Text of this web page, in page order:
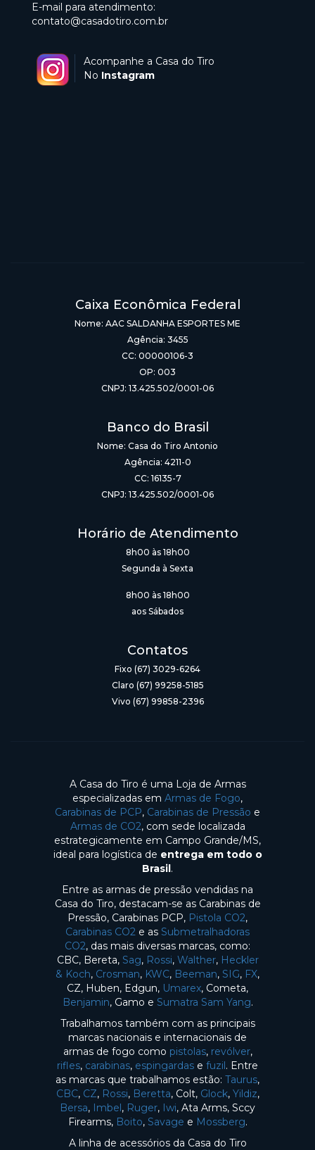
E-mail para atendimento:
contato@casadotiro.com.br
Acompanhe a Casa do Tiro
No Instagram
Caixa Econômica Federal
Nome: AAC SALDANHA ESPORTES ME
Agência: 3455
CC: 00000106-3
OP: 003
CNPJ: 13.425.502/0001-06
Banco do Brasil
Nome: Casa do Tiro Antonio
Agência: 4211-0
CC: 16135-7
CNPJ: 13.425.502/0001-06
Horário de Atendimento
8h00 às 18h00
Segunda à Sexta
8h00 às 18h00
aos Sábados
Contatos
Fixo (67) 3029-6264
Claro (67) 99258-5185
Vivo (67) 99858-2396
A Casa do Tiro é uma Loja de Armas
especializadas em Armas de Fogo,
Carabinas de PCP, Carabinas de Pressão e
Armas de CO2, com sede localizada
estrategicamente em Campo Grande/MS,
ideal para logística de entrega em todo o
Brasil.
Entre as armas de pressão vendidas na
Casa do Tiro, destacam-se as Carabinas de
Pressão, Carabinas PCP, Pistola CO2,
Carabinas CO2 e as Submetralhadoras
CO2, das mais diversas marcas, como:
CBC, Bereta, Sag, Rossi, Walther, Heckler
& Koch, Crosman, KWC, Beeman, SIG, FX,
CZ, Huben, Edgun, Umarex, Cometa,
Benjamin, Gamo e Sumatra Sam Yang.
Trabalhamos também com as principais
marcas nacionais e internacionais de
armas de fogo como pistolas, revólver,
rifles, carabinas, espingardas e fuzil. Entre
as marcas que trabalhamos estão: Taurus,
CBC, CZ, Rossi, Beretta, Colt, Glock, Yildiz,
Bersa, Imbel, Ruger, Iwi, Ata Arms, Sccy
Firearms, Boito, Savage e Mossberg.
A linha de acessórios da Casa do Tiro